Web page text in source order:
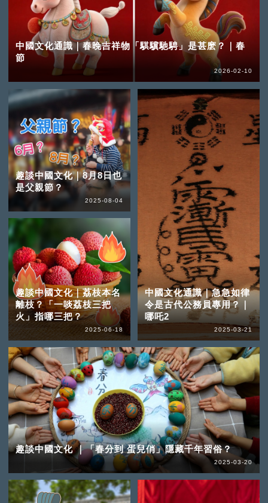
中國文化通識｜春晚吉祥物「騏驥馳騁」是甚麽？｜春
節
2026-02-10
趣談中國文化｜8月8日也
是父親節？
2025-08-04
趣談中國文化｜荔枝本名
離枝？「一啖荔枝三把
火」指哪三把？
2025-06-18
中國文化通識｜急急如律
令是古代公務員專用？｜
哪吒2
2025-03-21
趣談中國文化 ｜「春分到 蛋兒俏」隱藏千年習俗？
2025-03-20